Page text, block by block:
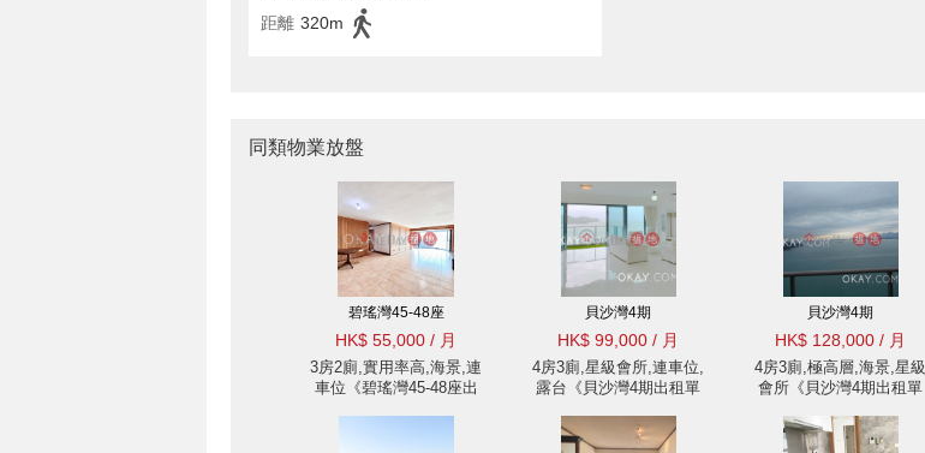
距離 320m
同類物業放盤
碧瑤灣45-48座
HK$ 55,000 / 月
3房2廁,實用率高,海景,連
車位《碧瑤灣45-48座出
貝沙灣4期
HK$ 99,000 / 月
4房3廁,星級會所,連車位,
露台《貝沙灣4期出租單
貝沙灣4期
HK$ 128,000 / 月
4房3廁,極高層,海景,星級
會所《貝沙灣4期出租單